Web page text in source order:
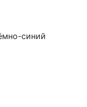
синий